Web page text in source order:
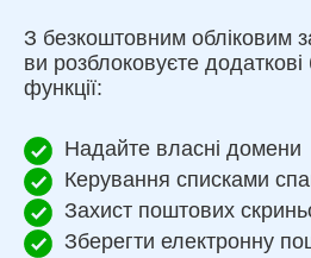
З безкоштовним обліковим
ви розблоковуєте додаткові
функції:
Надайте власні домени
Керування списками
Захист поштових
Зберегти електронну